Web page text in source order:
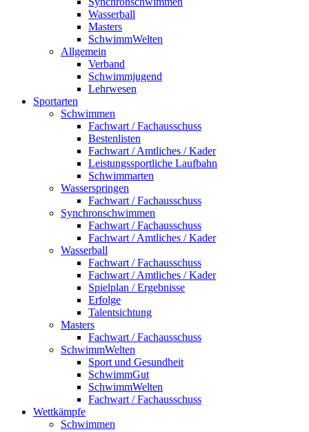
Wasserball
Masters
SchwimmWelten
Allgemein
Verband
Schwimmjugend
Lehrwesen
Sportarten
Schwimmen
Fachwart / Fachausschuss
Bestenlisten
Fachwart / Amtliches / Kader
Leistungssportliche Laufbahn
Schwimmarten
Wasserspringen
Fachwart / Fachausschuss
Synchronschwimmen
Fachwart / Fachausschuss
Fachwart / Amtliches / Kader
Wasserball
Fachwart / Fachausschuss
Fachwart / Amtliches / Kader
Spielplan / Ergebnisse
Erfolge
Talentsichtung
Masters
Fachwart / Fachausschuss
SchwimmWelten
Sport und Gesundheit
SchwimmGut
SchwimmWelten
Fachwart / Fachausschuss
Wettkämpfe
Schwimmen